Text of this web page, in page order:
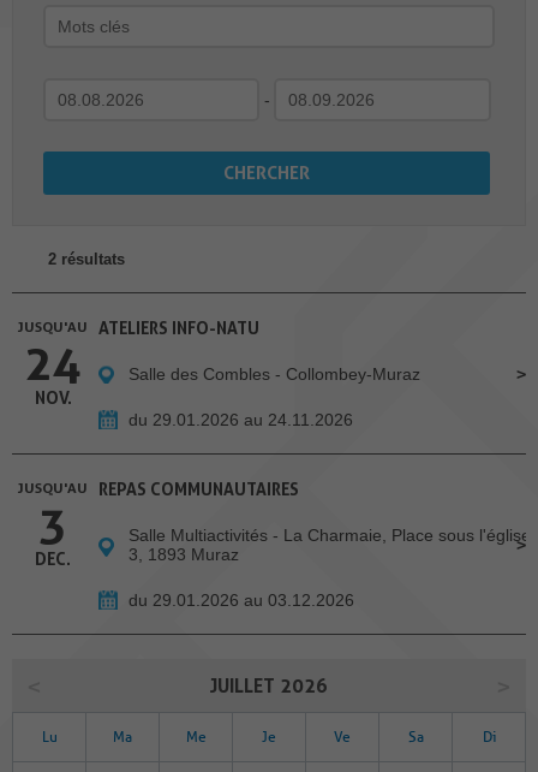
-
2 résultats
JUSQU'AU
24
NOV.
ATELIERS INFO-NATU
Salle des Combles - Collombey-Muraz
du 29.01.2026 au 24.11.2026
JUSQU'AU
3
DEC.
REPAS COMMUNAUTAIRES
Salle Multiactivités - La Charmaie, Place sous l'église
3, 1893 Muraz
du 29.01.2026 au 03.12.2026
JUILLET 2026
Lu Ma Me Je Ve Sa Di